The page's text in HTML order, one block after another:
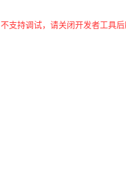
不支持调试，请关闭开发者工具